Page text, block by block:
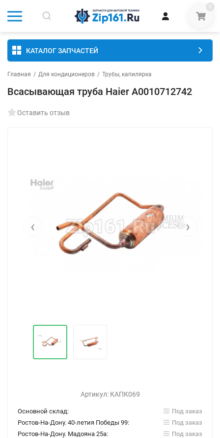
0
КАТАЛОГ ЗАПЧАСТЕЙ
Главная / Для кондиционеров / Трубы, капилярка
Всасывающая труба Haier A0010712742
Оставить отзыв
‹ ›
Артикул: КАПК069
Основной склад:
Под заказ
Ростов-На-Дону. 40-летия Победы 99:
Под заказ
Ростов-На-Дону. Мадояна 25а:
Под заказ